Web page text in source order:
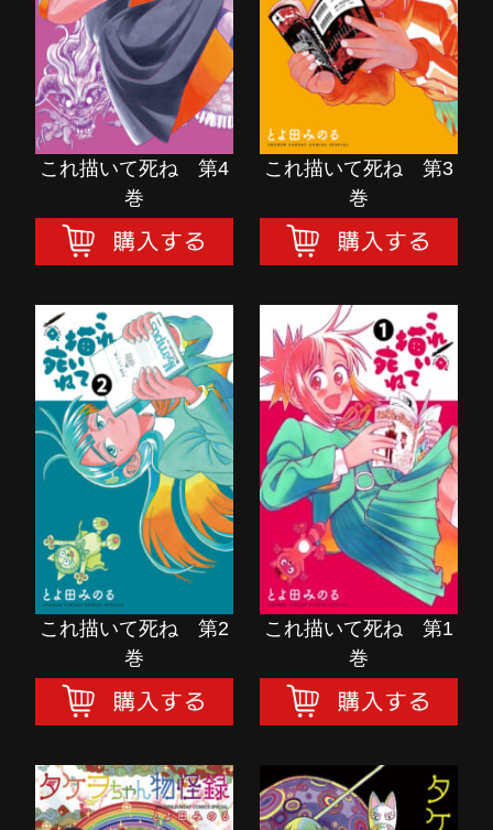
購入する
これ描いて死ね 第4
巻
購入する
これ描いて死ね 第3
巻
これ描いて死ね 第2
巻
購入する
これ描いて死ね 第2
巻
これ描いて死ね 第1
巻
購入する
これ描いて死ね 第1
巻